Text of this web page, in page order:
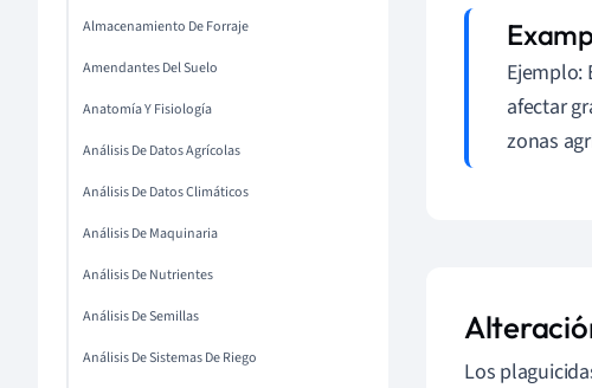
Almacenamiento De Forraje
Amendantes Del Suelo
Anatomía Y Fisiología
Análisis De Datos Agrícolas
Análisis De Datos Climáticos
Análisis De Maquinaria
Análisis De Nutrientes
Análisis De Semillas
Análisis De Sistemas De Riego
Ejemplo:
afectar
zonas
Los